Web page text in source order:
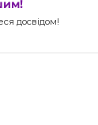
досвідом!